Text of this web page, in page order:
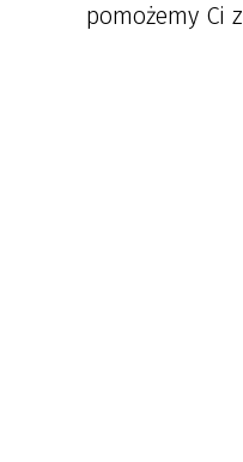
pomożemy Ci